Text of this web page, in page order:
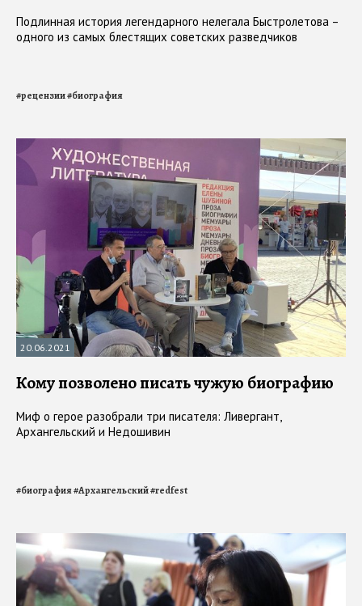
Подлинная история легендарного нелегала Быстролетова –
одного из самых блестящих советских разведчиков
#рецензии#биография
20.06.2021
Кому позволено писать чужую биографию
Миф о герое разобрали три писателя: Ливергант,
Архангельский и Недошивин
#биография#Архангельский#redfest